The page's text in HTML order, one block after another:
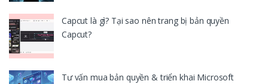
Capcut là gì? Tại sao nên trang bị bản quyền
Capcut?
Tư vấn mua bản quyền & triển khai Microsoft